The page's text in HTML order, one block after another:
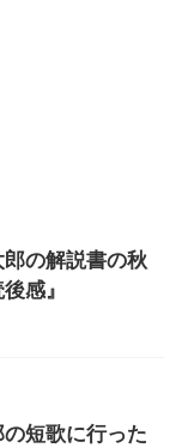
郎の解説書の秋
感』
短歌に行った